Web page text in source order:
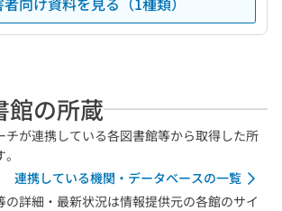
館の所蔵
チが連携している各図書館等から取得した所
連携している機関・データベースの一覧
の詳細・最新状況は情報提供元の各館のサイ